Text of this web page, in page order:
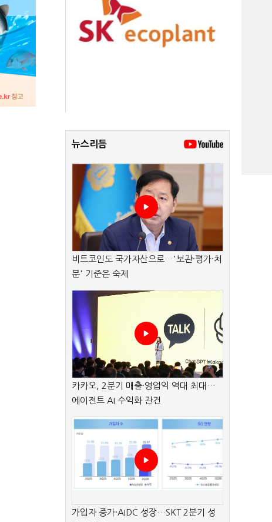
뉴스리듬
비트코인도 국가자산으로…'보관·평가·처
분' 기준은 숙제
카카오, 2분기 매출·영업익 역대 최대…
에이전트 AI 수익화 관건
가입자 증가·AIDC 성장…SKT 2분기 성